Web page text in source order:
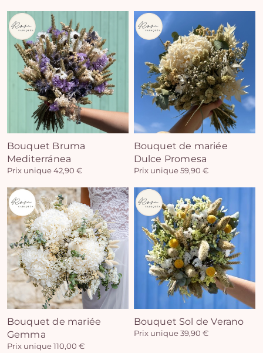
Bouquet Bruma
Mediterránea
Prix unique 42,90 €
Bouquet de mariée
Dulce Promesa
Prix unique 59,90 €
Bouquet de mariée
Gemma
Prix unique 110,00 €
Bouquet Sol de Verano
Prix unique 39,90 €